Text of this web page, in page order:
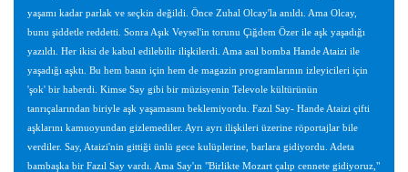
yaşamı kadar parlak ve seçkin değildi. Önce Zuhal Olcay'la anıldı. Ama Olcay,
bunu şiddetle reddetti. Sonra Aşık Veysel'in torunu Çiğdem Özer ile aşk yaşadığı
yazıldı. Her ikisi de kabul edilebilir ilişkilerdi. Ama asıl bomba Hande Ataizi ile
yaşadığı aşktı. Bu hem basın için hem de magazin programlarının izleyicileri için
'şok' bir haberdi. Kimse Say gibi bir müzisyenin Televole kültürünün
tanrıçalarından biriyle aşk yaşamasını beklemiyordu. Fazıl Say- Hande Ataizi çifti
aşklarını kamuoyundan gizlemediler. Ayrı ayrı ilişkileri üzerine röportajlar bile
verdiler. Say, Ataizi'nin gittiği ünlü gece kulüplerine, barlara gidiyordu. Adeta
bambaşka bir Fazıl Say vardı. Ama Say'ın "Birlikte Mozart çalıp cennete gidiyoruz,"